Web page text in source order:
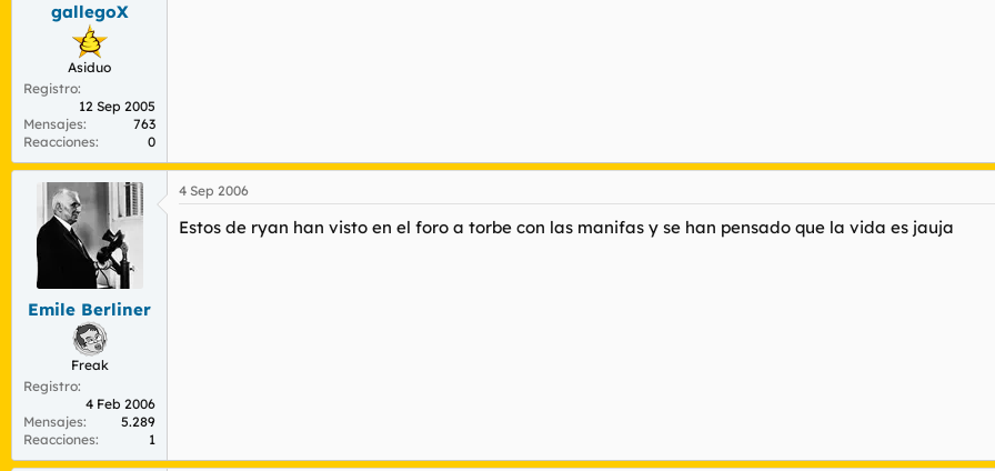
gallegoX
Asiduo
Registro
12 Sep 2005
Mensajes
763
Reacciones
0
Emile Berliner
Freak
Registro
4 Feb 2006
Mensajes
5.289
Reacciones
1
4 Sep 2006
Estos de ryan han visto en el foro a torbe con las manifas y se han pensado que la vida es jauja